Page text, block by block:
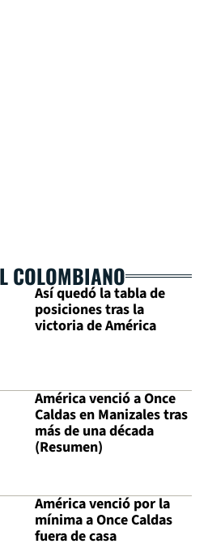
COLOMBIANO
Así quedó la tabla de
posiciones tras la
victoria de América
América venció a Once
Caldas en Manizales tras
más de una década
(Resumen)
América venció por la
mínima a Once Caldas
fuera de casa